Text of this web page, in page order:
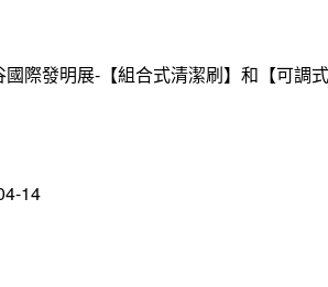
際發明展-【組合式清潔刷】和【可調
14